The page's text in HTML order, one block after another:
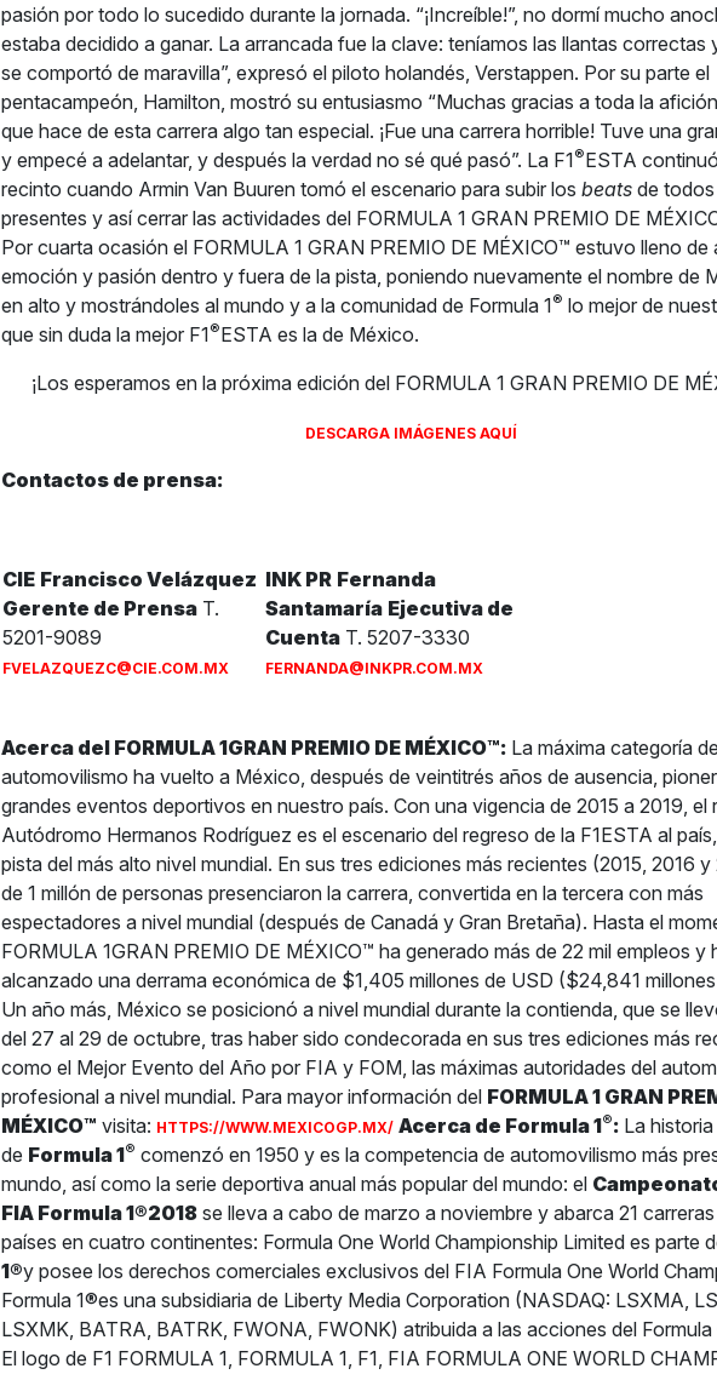
pasión por todo lo sucedido durante la jornada. “¡Increíble!”, no dormí mucho
estaba decidido a ganar. La arrancada fue la clave: teníamos las llantas correctas
se comportó de maravilla”, expresó el piloto holandés, Verstappen. Por su parte el
pentacampeón, Hamilton, mostró su entusiasmo “Muchas gracias a toda la
que hace de esta carrera algo tan especial. ¡Fue una carrera horrible! Tuve una
y empecé a adelantar, y después la verdad no sé qué pasó”. La F1®ESTA
recinto cuando Armin Van Buuren tomó el escenario para subir los beatsde todos
presentes y así cerrar las actividades del FORMULA 1 GRAN PREMIO DE
Por cuarta ocasión el FORMULA 1 GRAN PREMIO DE MÉXICO™ estuvo lleno de
emoción y pasión dentro y fuera de la pista, poniendo nuevamente el nombre de
en alto y mostrándoles al mundo y a la comunidad de Formula 1® lo mejor de
que sin duda la mejor F1®ESTA es la de México.
¡Los esperamos en la próxima edición del FORMULA 1 GRAN PREMIO DE
DESCARGA IMÁGENES AQUÍ
Contactos de prensa:
CIE Francisco Velázquez
Gerente de PrensaT.
5201-9089
FVELAZQUEZC@CIE.COM.MX
INK PR Fernanda
Santamaría Ejecutiva de
CuentaT. 5207-3330
FERNANDA@INKPR.COM.MX
Acerca del FORMULA 1GRAN PREMIO DE MÉXICO™:La máxima categoría
automovilismo ha vuelto a México, después de veintitrés años de ausencia,
grandes eventos deportivos en nuestro país. Con una vigencia de 2015 a 2019, el
Autódromo Hermanos Rodríguez es el escenario del regreso de la F1ESTA al
pista del más alto nivel mundial. En sus tres ediciones más recientes (2015, 2016 y
de 1 millón de personas presenciaron la carrera, convertida en la tercera con más
espectadores a nivel mundial (después de Canadá y Gran Bretaña). Hasta el
FORMULA 1GRAN PREMIO DE MÉXICO™ ha generado más de 22 mil empleos y
alcanzado una derrama económica de $1,405 millones de USD ($24,841
Un año más, México se posicionó a nivel mundial durante la contienda, que se
del 27 al 29 de octubre, tras haber sido condecorada en sus tres ediciones más
como el Mejor Evento del Año por FIA y FOM, las máximas autoridades del
profesional a nivel mundial. Para mayor información del FORMULA 1 GRAN
MÉXICO™ visita: HTTPS://WWW.MEXICOGP.MX/ Acerca de Formula 1®:La historia
de Formula 1® comenzó en 1950 y es la competencia de automovilismo más
mundo, así como la serie deportiva anual más popular del mundo: el
FIA Formula 1®2018se lleva a cabo de marzo a noviembre y abarca 21 carreras
países en cuatro continentes: Formula One World Championship Limited es parte
1®y posee los derechos comerciales exclusivos del FIA Formula One World
Formula 1®es una subsidiaria de Liberty Media Corporation (NASDAQ: LSXMA,
LSXMK, BATRA, BATRK, FWONA, FWONK) atribuida a las acciones del Formula
El logo de F1 FORMULA 1, FORMULA 1, F1, FIA FORMULA ONE WORLD